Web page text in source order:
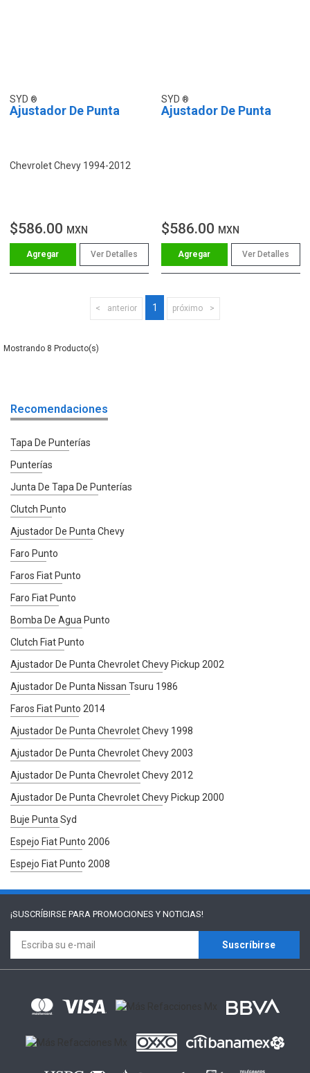
SYD
Ajustador De Punta
Chevrolet Chevy 1994-2012
$586.00 MXN
Ver Detalles
SYD
Ajustador De Punta
$586.00 MXN
Ver Detalles
anterior 1 próximo
8
Recomendaciones
Tapa De Punterías
Punterías
Junta De Tapa De Punterías
Clutch Punto
Ajustador De Punta Chevy
Faro Punto
Faros Fiat Punto
Faro Fiat Punto
Bomba De Agua Punto
Clutch Fiat Punto
Ajustador De Punta Chevrolet Chevy Pickup 2002
Ajustador De Punta Nissan Tsuru 1986
Faros Fiat Punto 2014
Ajustador De Punta Chevrolet Chevy 1998
Ajustador De Punta Chevrolet Chevy 2003
Ajustador De Punta Chevrolet Chevy 2012
Ajustador De Punta Chevrolet Chevy Pickup 2000
Buje Punta Syd
Espejo Fiat Punto 2006
Espejo Fiat Punto 2008
¡SUSCRÍBIRSE PARA PROMOCIONES Y NOTICIAS!
Suscríbirse